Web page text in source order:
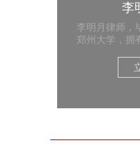
李
李明月律师，
郑州大学，拥